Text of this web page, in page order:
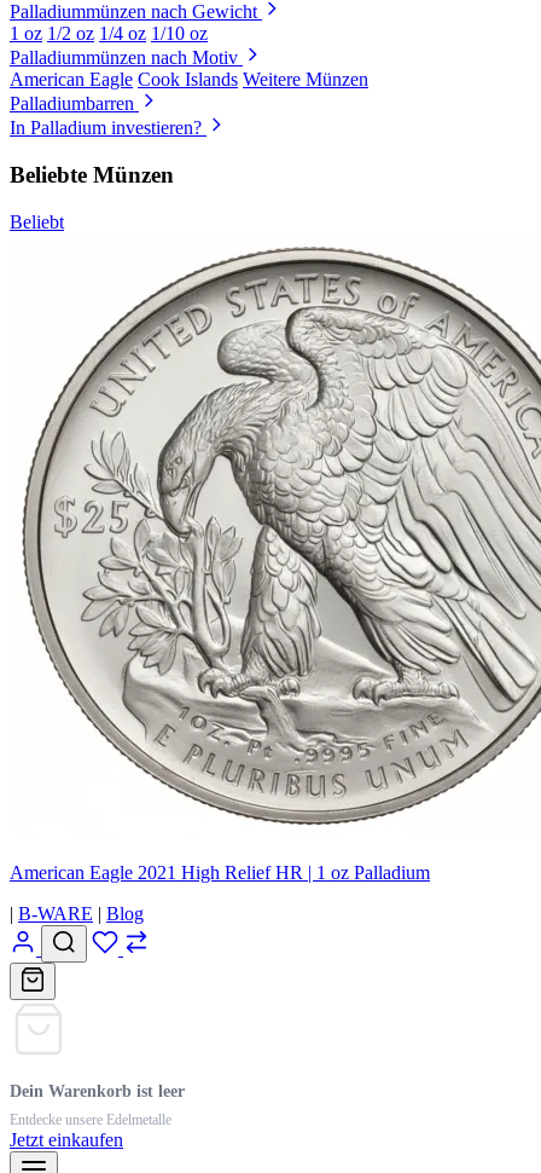
Palladiummünzen nach Gewicht
1 oz 1/2 oz 1/4 oz 1/10 oz
Palladiummünzen nach Motiv
American Eagle Cook Islands Weitere Münzen
Palladiumbarren
In Palladium investieren?
Beliebte Münzen
Beliebt
American Eagle 2021 High Relief HR | 1 oz Palladium
| B-WARE | Blog
Dein Warenkorb ist leer
Entdecke unsere Edelmetalle
Jetzt einkaufen